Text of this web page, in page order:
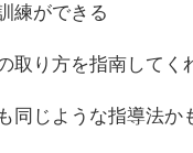
練ができる
取り方を指南して
同じような指導法か